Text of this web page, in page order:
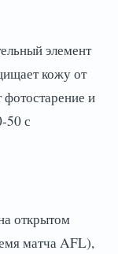
элемент
кожу от
и
50 с
открытом
матча AFL),